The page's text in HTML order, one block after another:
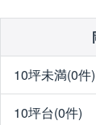
10坪未満(0件)
10坪台(0件)